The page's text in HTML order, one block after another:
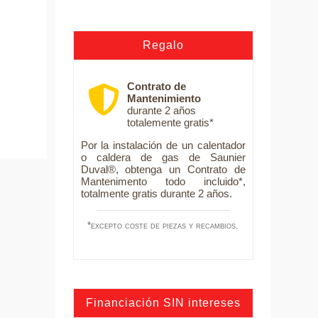
Regalo
Contrato de
Mantenimiento
durante 2 años
totalemente gratis*
Por la instalación de un calentador
o caldera de gas de Saunier
Duval®, obtenga un Contrato de
Mantenimento todo incluido*,
totalmente gratis durante 2 años.
*excepto coste de piezas y recambios.
Financiación SIN intereses